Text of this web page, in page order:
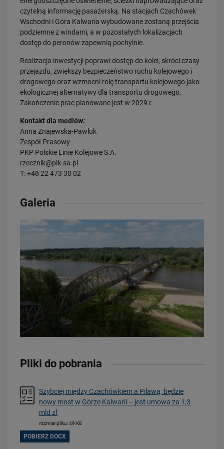
czytelną informację pasażerską. Na stacjach Czachówek
Wschodni i Góra Kalwaria wybudowane zostaną przejścia
podziemne z windami, a w pozostałych lokalizacjach
dostęp do peronów zapewnią pochylnie.
Realizacja inwestycji poprawi dostęp do kolei, skróci czasy
przejazdu, zwiększy bezpieczeństwo ruchu kolejowego i
drogowego oraz wzmocni rolę transportu kolejowego jako
ekologicznej alternatywy dla transportu drogowego.
Zakończenie prac planowane jest w 2029 r.
Kontakt dla mediów:
Anna Znajewska-Pawluk
Zespół Prasowy
PKP Polskie Linie Kolejowe S.A.
rzecznik@plk-sa.pl
T: +48 22 473 30 02
Galeria
Pliki do pobrania
Szybciej między Czachówkiem a Pilawą, będzie
nowy most w Górze Kalwarii – jest umowa za 1,3
mld zł
rozmiar pliku: 49 KB
POBIERZ DOCX
PRZECZYTAJ
Dwie bezkolizyjne przeprawy przez tory zrewolucjonizują komunikację
w Łodzi
PRZECZYTAJ
Kolej wróci do Bytowa
PRZECZYTAJ